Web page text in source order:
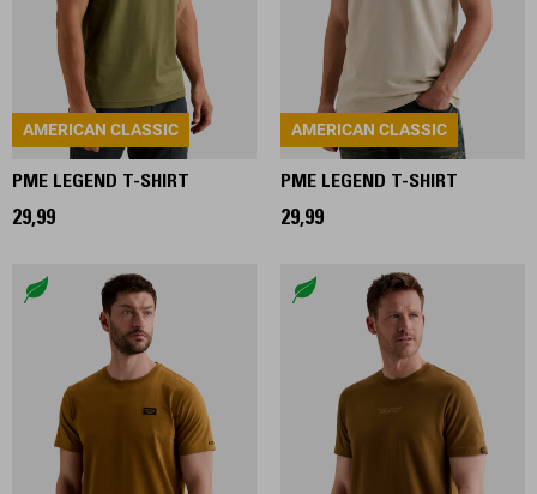
AMERICAN CLASSIC
PME LEGEND T-SHIRT
29,99
AMERICAN CLASSIC
PME LEGEND T-SHIRT
29,99